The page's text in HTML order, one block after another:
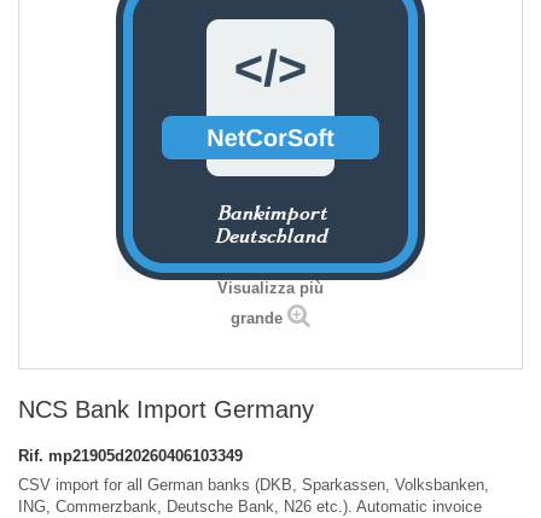
Visualizza più
grande
NCS Bank Import Germany
Rif. mp21905d20260406103349
CSV import for all German banks (DKB, Sparkassen, Volksbanken,
ING, Commerzbank, Deutsche Bank, N26 etc.). Automatic invoice